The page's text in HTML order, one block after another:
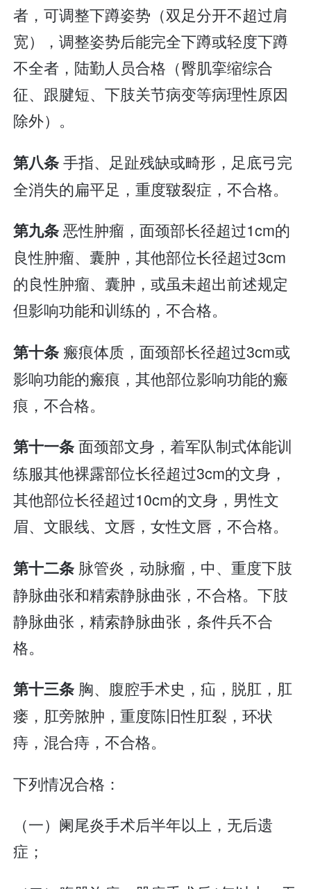
者，可调整下蹲姿势（双足分开不超过肩
宽），调整姿势后能完全下蹲或轻度下蹲
不全者，陆勤人员合格（臀肌挛缩综合
征、跟腱短、下肢关节病变等病理性原因
除外）。
第八条手指、足趾残缺或畸形，足底弓完
全消失的扁平足，重度皲裂症，不合格。
第九条恶性肿瘤，面颈部长径超过1cm的
良性肿瘤、囊肿，其他部位长径超过3cm
的良性肿瘤、囊肿，或虽未超出前述规定
但影响功能和训练的，不合格。
第十条 瘢痕体质，面颈部长径超过3cm或
影响功能的瘢痕，其他部位影响功能的瘢
痕，不合格。
第十一条面颈部文身，着军队制式体能训
练服其他裸露部位长径超过3cm的文身，
其他部位长径超过10cm的文身，男性文
眉、文眼线、文唇，女性文唇，不合格。
第十二条 脉管炎，动脉瘤，中、重度下肢
静脉曲张和精索静脉曲张，不合格。下肢
静脉曲张，精索静脉曲张，条件兵不合
格。
第十三条 胸、腹腔手术史，疝，脱肛，肛
瘘，肛旁脓肿，重度陈旧性肛裂，环状
痔，混合痔，不合格。
下列情况合格：
（一）阑尾炎手术后半年以上，无后遗
症；